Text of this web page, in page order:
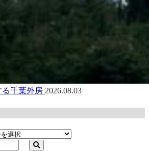
千葉外房 2026.08.03